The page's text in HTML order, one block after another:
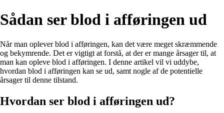
Sådan ser blod i afføringen ud
Når man oplever blod i afføringen, kan det være meget skræmmende
og bekymrende. Det er vigtigt at forstå, at der er mange årsager til, at
man kan opleve blod i afføringen. I denne artikel vil vi uddybe,
hvordan blod i afføringen kan se ud, samt nogle af de potentielle
årsager til denne tilstand.
Hvordan ser blod i afføringen ud?